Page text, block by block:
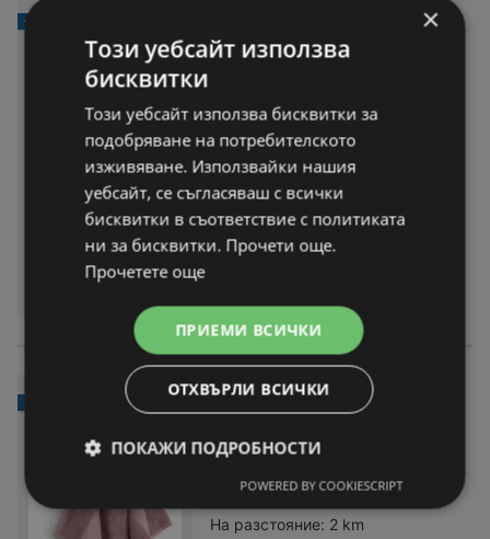
-43%
JYSK Диспенсър за сапун LE
KERYD кафяв
На разстояние: 2 km
С отстъпка:
-43%
Диспенсър за сапун LEKERYD
кафяв
В:
-61%
JYSK Кърпа KARLSTAD 50x1
00 пепел от рози KRONBORG
цена само 2,35 € / 4,59 лв.
вместо 5,99 € / 11,72 лв.
На разстояние: 2 km
×
Този уебсайт използва
бисквитки
Този уебсайт използва бисквитки за
подобряване на потребителското
изживяване. Използвайки нашия
уебсайт, се съгласяваш с всички
бисквитки в съответствие с политиката
ни за бисквитки. Прочети още.
Прочетете още
ПРИЕМИ ВСИЧКИ
ОТХВЪРЛИ ВСИЧКИ
ПОКАЖИ ПОДРОБНОСТИ
POWERED BY COOKIESCRIPT